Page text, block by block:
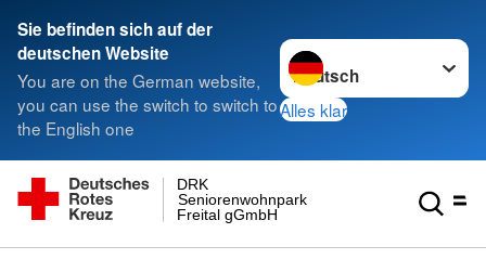
Sie befinden sich auf der
deutschen Website
You are on the German website,
you can use the switch to switch to
the English one
Sprache wechseln zu
Alles klar
Freital gGmbH
Seniorenwohnpark
DRK